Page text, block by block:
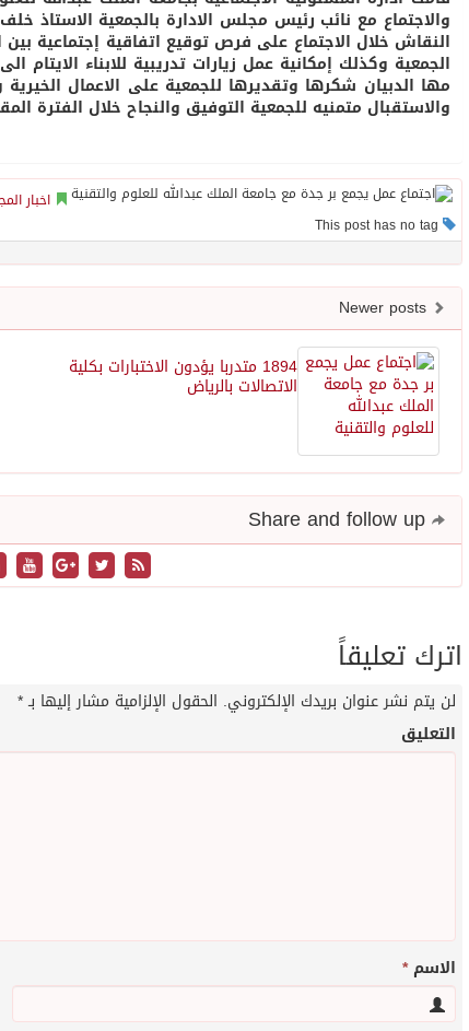
والاجتماع مع نائب رئيس مجلس الادارة بالجمعية
النقاش خلال الاجتماع على فرص توقيع اتفاقية إجتماعية
الجمعية وكذلك إمكانية عمل زيارات تدريبية للابناء
مها الدبيان شكرها وتقديرها للجمعية على الاعمال
والاستقبال متمنيه للجمعية التوفيق والنجاح خلال الفترة
اخبار
1894 متدربا يؤدون الاختبارات بكلية
الاتصالات بالرياض
اترك تعليقاً
لن يتم نشر عنوان بريدك الإلكتروني. الحقول الإلزامية مشار إليها بـ*
التعليق
الاسم*